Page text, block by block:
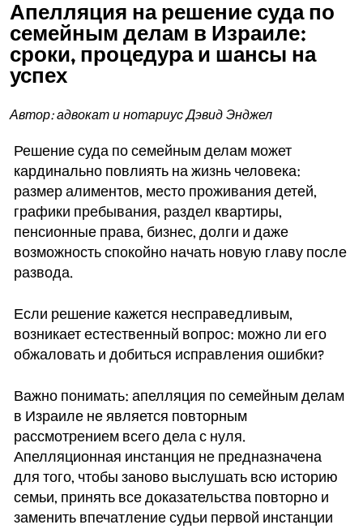
Апелляция на решение суда по
семейным делам в Израиле:
сроки, процедура и шансы на
успех
Автор: адвокат и нотариус Дэвид Энджел
Решение суда по семейным делам может
кардинально повлиять на жизнь человека:
размер алиментов, место проживания детей,
графики пребывания, раздел квартиры,
пенсионные права, бизнес, долги и даже
возможность спокойно начать новую главу после
развода.
Если решение кажется несправедливым,
возникает естественный вопрос: можно ли его
обжаловать и добиться исправления ошибки?
Важно понимать: апелляция по семейным делам
в Израиле не является повторным
рассмотрением всего дела с нуля.
Апелляционная инстанция не предназначена
для того, чтобы заново выслушать всю историю
семьи, принять все доказательства повторно и
заменить впечатление судьи первой инстанции